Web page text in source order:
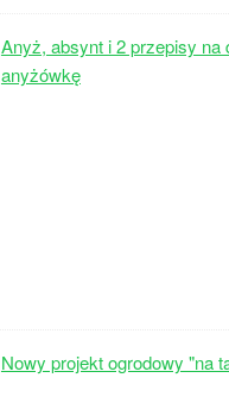
Anyż, absynt i 2 przepisy na
anyżówkę
Nowy projekt ogrodowy "na